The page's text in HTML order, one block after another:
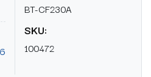
BT-CF230A
SKU:
100472